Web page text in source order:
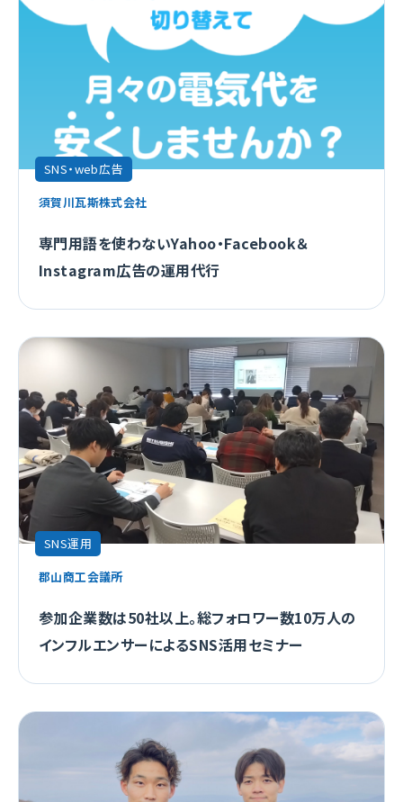
SNS・web広告
須賀川瓦斯株式会社
専門用語を使わないYahoo・Facebook＆
Instagram広告の運用代行
SNS運用
郡山商工会議所
参加企業数は50社以上。総フォロワー数10万人の
インフルエンサーによるSNS活用セミナー